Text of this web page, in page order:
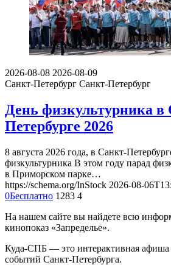
2026-08-08 2026-08-09
Санкт-Петербург Санкт-Петербург
День физкультурника в
Петербурге 2026
8 августа 2026 года, в Санкт-
физкультурника В этом году парад
в Приморском парке…
https://schema.org/InStock 2026-08-
0Бесплатно 1283 4
На нашем сайте вы найдете всю
кинопоказ «Запределье».
Куда-СПБ — это интерактивная
событий Санкт-Петербурга.